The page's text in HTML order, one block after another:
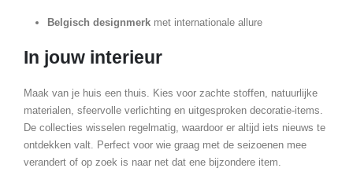
Belgisch designmerkmet internationale allure
In jouw interieur
Maak van je huis een thuis. Kies voor zachte stoffen, natuurlijke
materialen, sfeervolle verlichting en uitgesproken decoratie-items.
De collecties wisselen regelmatig, waardoor er altijd iets nieuws te
ontdekken valt. Perfect voor wie graag met de seizoenen mee
verandert of op zoek is naar net dat ene bijzondere item.